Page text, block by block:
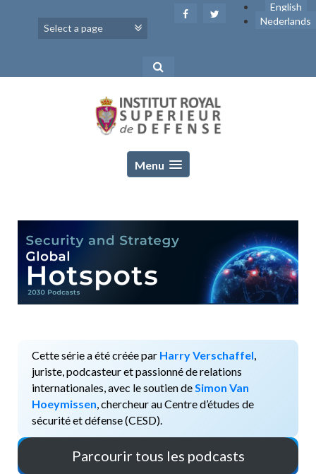
English
Nederlands
Menu
Cette série a été créée par Harry Verschaffel,
juriste, podcasteur et passionné de relations
internationales, avec le soutien deSimon Van
Hoeymissen, chercheur au Centre d’études de
sécurité et défense (CESD).
Parcourir tous les podcasts